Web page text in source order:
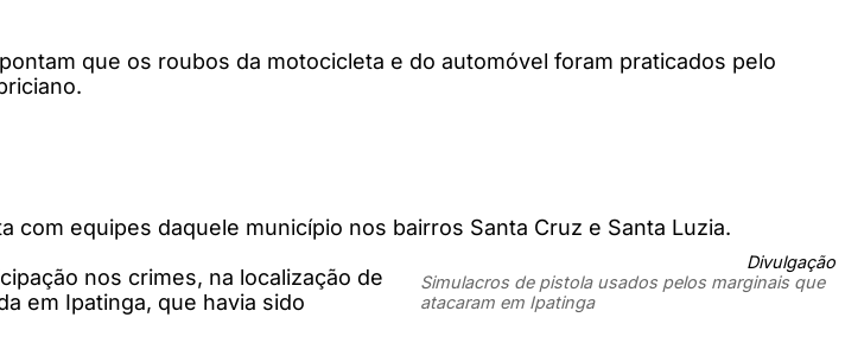
que os roubos da motocicleta e do automóvel foram praticados pelo
equipes daquele município nos bairros Santa Cruz e Santa Luzia.
Divulgação
Simulacros de pistola usados pelos marginais que
atacaram em Ipatinga
nos crimes, na localização de
em Ipatinga, que havia sido